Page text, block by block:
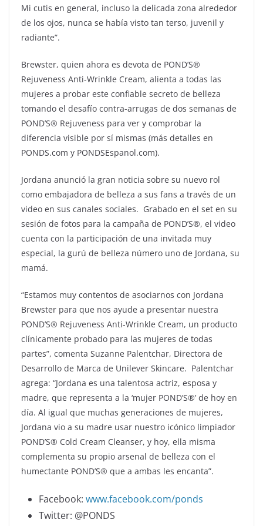
Mi cutis en general, incluso la delicada zona alrededor
de los ojos, nunca se había visto tan terso, juvenil y
radiante”.
Brewster, quien ahora es devota de POND’S®
Rejuveness Anti-Wrinkle Cream, alienta a todas las
mujeres a probar este confiable secreto de belleza
tomando el desafío contra-arrugas de dos semanas de
POND’S® Rejuveness para ver y comprobar la
diferencia visible por sí mismas (más detalles en
PONDS.com y PONDSEspanol.com).
Jordana anunció la gran noticia sobre su nuevo rol
como embajadora de belleza a sus fans a través de un
video en sus canales sociales. Grabado en el set en su
sesión de fotos para la campaña de POND’S®, el video
cuenta con la participación de una invitada muy
especial, la gurú de belleza número uno de Jordana, su
mamá.
“Estamos muy contentos de asociarnos con Jordana
Brewster para que nos ayude a presentar nuestra
POND’S® Rejuveness Anti-Wrinkle Cream, un producto
clínicamente probado para las mujeres de todas
partes”, comenta Suzanne Palentchar, Directora de
Desarrollo de Marca de Unilever Skincare. Palentchar
agrega: “Jordana es una talentosa actriz, esposa y
madre, que representa a la ‘mujer POND’S®’ de hoy en
día. Al igual que muchas generaciones de mujeres,
Jordana vio a su madre usar nuestro icónico limpiador
POND’S® Cold Cream Cleanser, y hoy, ella misma
complementa su propio arsenal de belleza con el
humectante POND’S® que a ambas les encanta”.
Facebook: www.facebook.com/ponds
Twitter: @PONDS